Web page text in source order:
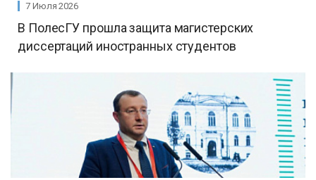
7 Июля 2026
В ПолесГУ прошла защита магистерских
диссертаций иностранных студентов